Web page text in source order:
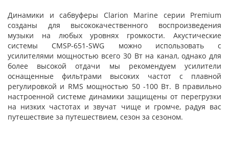
Динамики и сабвуферы Clarion Marine серии Premium
созданы для высококачественного воспроизведения
музыки на любых уровнях громкости. Акустические
системы CMSP-651-SWG можно использовать с
усилителями мощностью всего 30 Вт на канал, однако для
более высокой отдачи мы рекомендуем усилители
оснащенные фильтрами высоких частот с плавной
регулировкой и RMS мощностью 50 -100 Вт. В правильно
настроенной системе динамики защищены от перегрузки
на низких частотах и звучат чище и громче, радуя вас
путешествие за путешествием, сезон за сезоном.